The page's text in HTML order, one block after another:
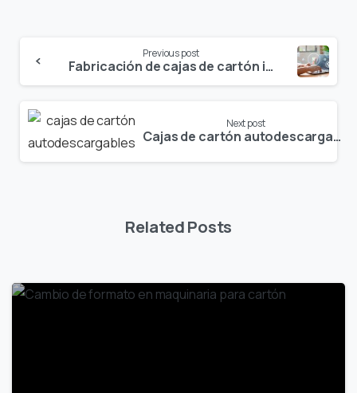
Reading
Previous post
Fabricación de cajas de cartón impulsada por IA
Next post
Cajas de cartón autodescargables para la automatización de almacenes
Related Posts